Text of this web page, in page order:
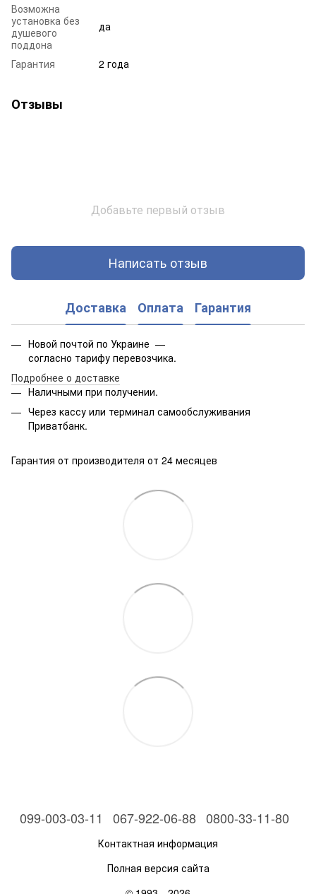
Возможна
установка без
душевого
поддона
да
Гарантия 2 года
Отзывы
Добавьте первый отзыв
Написать отзыв
Доставка Оплата Гарантия
Новой почтой по Украине —
согласно тарифу перевозчика.
Подробнее о доставке
Наличными при получении.
Через кассу или терминал самообслуживания
Приватбанк.
Гарантия от производителя от 24 месяцев
099-003-03-11 067-922-06-88 0800-33-11-80
Контактная информация
Полная версия сайта